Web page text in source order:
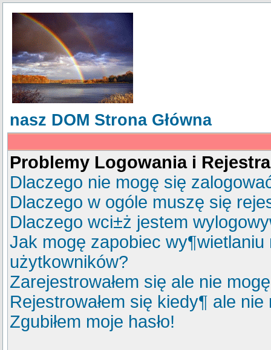
nasz DOM Strona Główna
Problemy Logowania i
Dlaczego nie mogę się
Dlaczego w ogóle muszę się
Dlaczego wci±ż jestem
Jak mogę zapobiec
użytkowników?
Zarejestrowałem się ale nie
Rejestrowałem się kiedy¶ ale
Zgubiłem moje hasło!